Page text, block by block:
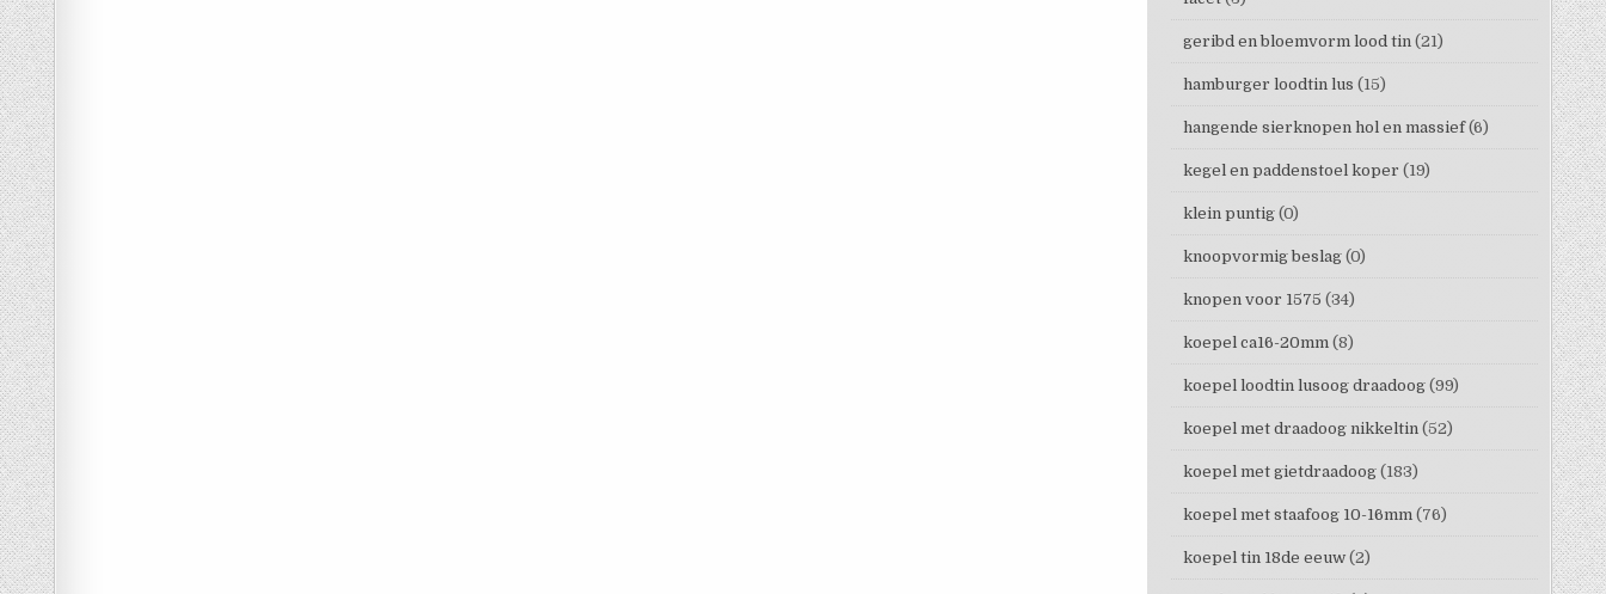
geribd en bloemvorm lood tin (21)
hamburger loodtin lus (15)
hangende sierknopen hol en massief (6)
kegel en paddenstoel koper (19)
klein puntig (0)
knoopvormig beslag (0)
knopen voor 1575 (34)
koepel ca16-20mm (8)
koepel loodtin lusoog draadoog (99)
koepel met draadoog nikkeltin (52)
koepel met gietdraadoog (183)
koepel met staafoog 10-16mm (76)
koepel tin 18de eeuw (2)